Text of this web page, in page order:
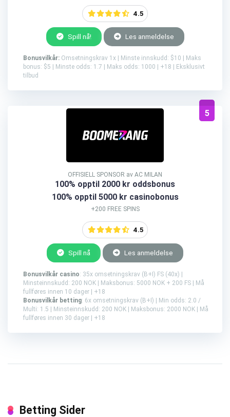
4.5
Spill nå! Les anmeldelse
Bonusvilkår: Omsetningskrav 1x | Minste innskudd: $10 | Maks
bonus: $5 | Minste odds: 1.7 | Maks odds: 1000 | +18 | Eksklusivt
tilbud
5
OFFISIELL SPONSOR av AC MILAN
100% opptil 2000 kr oddsbonus
100% opptil 5000 kr casinobonus
+200 FREE SPINS
4.5
Spill nå Les anmeldelse
Bonusvilkår casino: 35x omsetningskrav (B+I) FS (40x) |
Minsteinnskudd: 200 NOK | Maksbonus: 5000 NOK + 200 FS | Må
fullføres innen 10 dager | +18
Bonusvilkår betting: 6x omsetningskrav (B+I) | Min odds: 2.0 /
Multi: 1.5 | Minsteinnskudd: 200 NOK | Maksbonus: 2000 NOK | Må
fullføres innen 30 dager | +18
Betting Sider